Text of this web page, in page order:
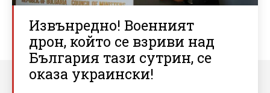
Извънредно! Военният
дрон, който се взриви над
България тази сутрин, се
оказа украински!